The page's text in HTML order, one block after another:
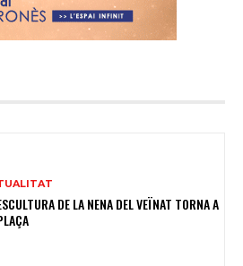
DE LA NENA DEL VEÏNAT TORNA A